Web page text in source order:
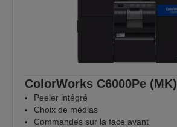
ColorWorks C6000Pe (MK)
Peeler intégré
Choix de médias
Commandes sur la face avant